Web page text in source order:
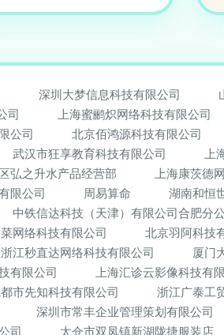
深圳大梦信息科技有限公司
司 上海蜜鹂炽网络科技有限公司
公司 北京佰鸿源科技有限公司
武汉市狂享教育科技有限公司 上
弘之升水产品经营部 上海康茨德
限公司 周易算命 湖南和恒
中铁信达科技（天津）有限公司合肥分
菜网络科技有限公司 北京羽阿科技
浙江秒直达网络科技有限公司 厦门
有限公司 上海汇诊云影像科技有
市先知科技有限公司 浙江广泰工
深圳市常丰企业管理策划有限公司
司 太仓市双凤镇新湖陇捷服装店